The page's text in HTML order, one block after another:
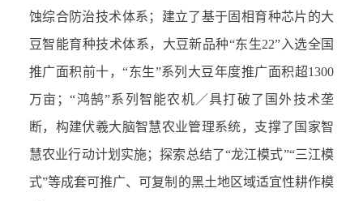
蚀综合防治技术体系；建立了基于固相育种芯片的大
豆智能育种技术体系，大豆新品种“东生22” 入选全国
推广面积前十，“东生”系列大豆年度推广面积超1300
万亩；“鸿鹄”系列智能农机 ／具打破了国外技术垄
断，构建伏羲大脑智慧农业管理系统，支撑了国家智
慧农业行动计划实施；探索总结了“龙江模式”“三江模
式”等成套可推广、可复制的黑土地区域适宜性耕作模